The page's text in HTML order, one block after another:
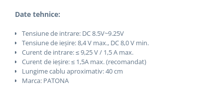
Date tehnice:
Tensiune de intrare: DC 8.5V~9.25V
Tensiune de ieșire: 8,4 V max., DC 8,0 V min.
Curent de intrare: ≤ 9,25 V / 1,5 A max.
Curent de ieșire: ≤ 1,5A max. (recomandat)
Lungime cablu aproximativ: 40 cm
Marca: PATONA